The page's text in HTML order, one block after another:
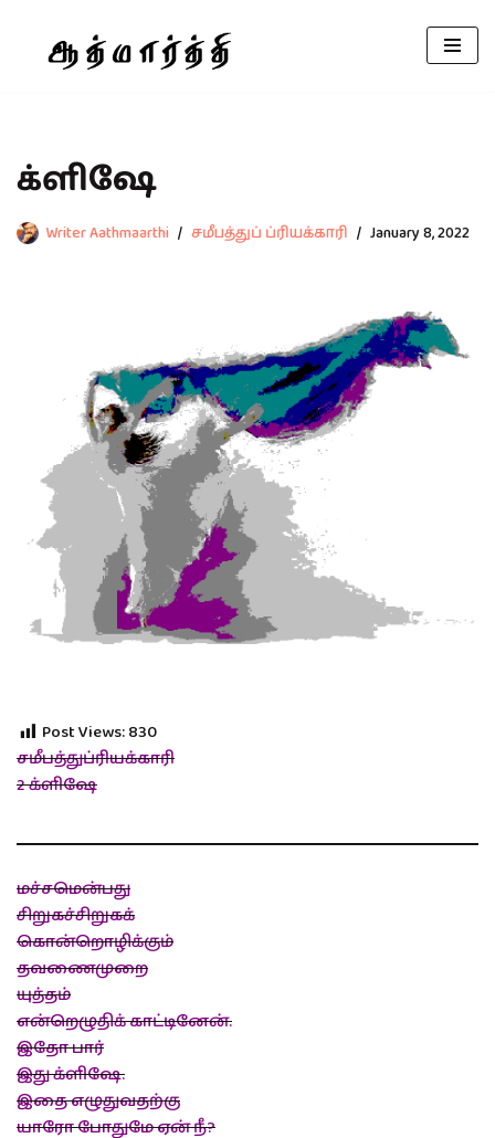
க்ளிஷே
Writer Aathmaarthi சமீபத்துப் ப்ரியக்காரி January 8, 2022
Post Views:830
சமீபத்துப்ரியக்காரி
2 க்ளிஷே
மச்சமென்பது
சிறுகச்சிறுகக்
கொன்றொழிக்கும்
தவணைமுறை
யுத்தம்
என்றெழுதிக் காட்டினேன்.
இதோ பார்
இது க்ளிஷே.
இதை எழுதுவதற்கு
யாரோ போதுமே ஏன் நீ?